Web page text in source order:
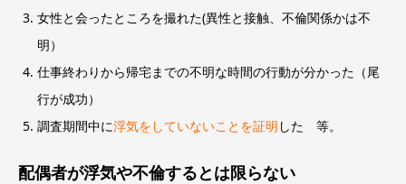
女性と会ったところを撮れた(異性と接触、不倫関係かは不
明）
仕事終わりから帰宅までの不明な時間の行動が分かった（尾
行が成功）
調査期間中に浮気をしていないことを証明 した 等。
配偶者が浮気や不倫するとは限らない